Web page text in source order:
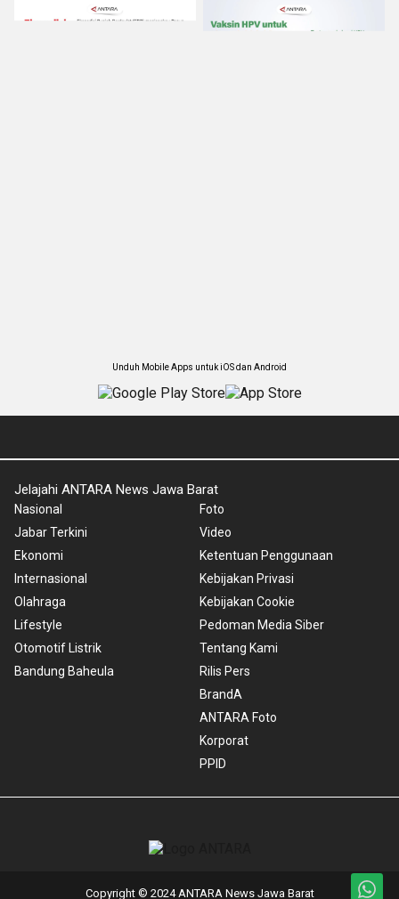
Unduh Mobile Apps untuk iOS dan Android
Jelajahi ANTARA News Jawa Barat
Nasional
Jabar Terkini
Ekonomi
Internasional
Olahraga
Lifestyle
Otomotif Listrik
Bandung Baheula
Foto
Video
Ketentuan Penggunaan
Kebijakan Privasi
Kebijakan Cookie
Pedoman Media Siber
Tentang Kami
Rilis Pers
BrandA
ANTARA Foto
Korporat
PPID
Copyright © 2024 ANTARA News Jawa Barat